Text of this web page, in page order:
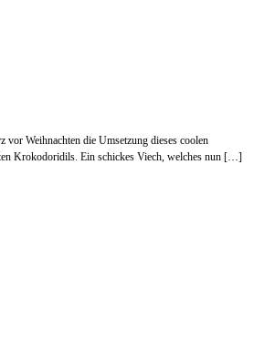
vor Weihnachten die Umsetzung dieses coolen
Krokodoridils. Ein schickes Viech, welches nun […]